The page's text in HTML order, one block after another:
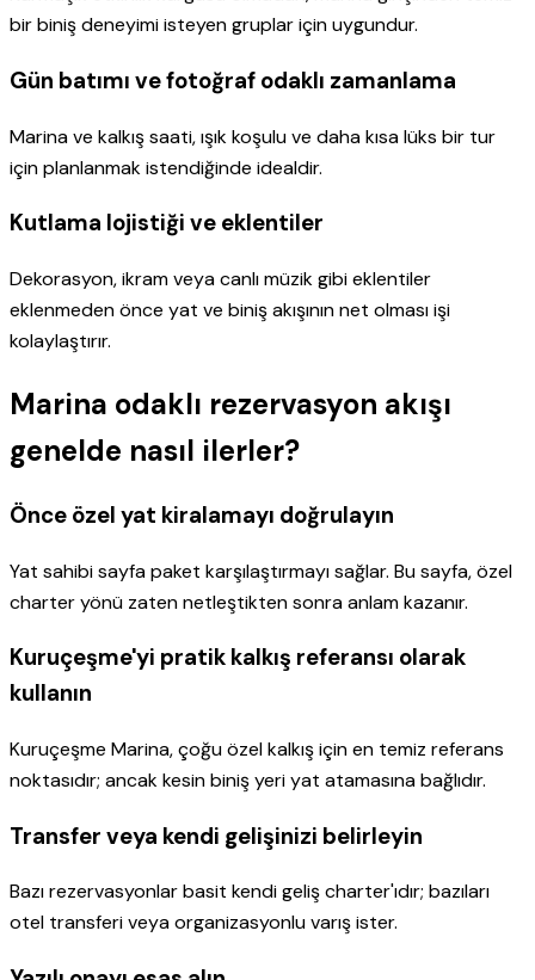
bir biniş deneyimi isteyen gruplar için uygundur.
Gün batımı ve fotoğraf odaklı zamanlama
Marina ve kalkış saati, ışık koşulu ve daha kısa lüks bir tur
için planlanmak istendiğinde idealdir.
Kutlama lojistiği ve eklentiler
Dekorasyon, ikram veya canlı müzik gibi eklentiler
eklenmeden önce yat ve biniş akışının net olması işi
kolaylaştırır.
Marina odaklı rezervasyon akışı
genelde nasıl ilerler?
Önce özel yat kiralamayı doğrulayın
Yat sahibi sayfa paket karşılaştırmayı sağlar. Bu sayfa, özel
charter yönü zaten netleştikten sonra anlam kazanır.
Kuruçeşme'yi pratik kalkış referansı olarak
kullanın
Kuruçeşme Marina, çoğu özel kalkış için en temiz referans
noktasıdır; ancak kesin biniş yeri yat atamasına bağlıdır.
Transfer veya kendi gelişinizi belirleyin
Bazı rezervasyonlar basit kendi geliş charter'ıdır; bazıları
otel transferi veya organizasyonlu varış ister.